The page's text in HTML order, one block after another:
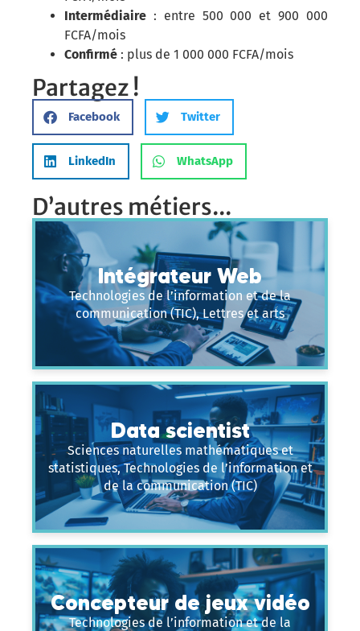
Intermédiaire : entre 500 000 et 900 000
FCFA/mois
Confirmé : plus de 1 000 000 FCFA/mois
Partagez !
Facebook Twitter
LinkedIn WhatsApp
D’autres métiers...
Intégrateur Web
Technologies de l’information et de la
communication (TIC), Lettres et arts
Data scientist
Sciences naturelles mathématiques et
statistiques, Technologies de l’information et
de la communication (TIC)
Concepteur de jeux vidéo
Technologies de l’information et de la